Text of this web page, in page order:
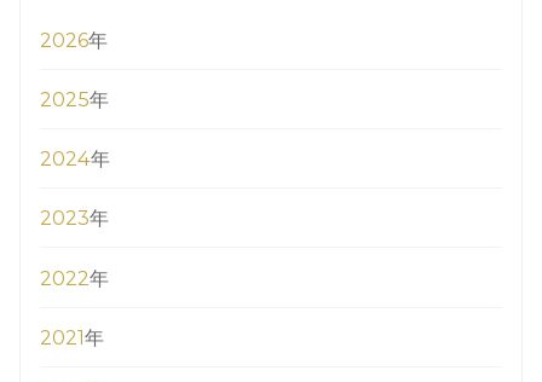
2026年
2025年
2024年
2023年
2022年
2021年